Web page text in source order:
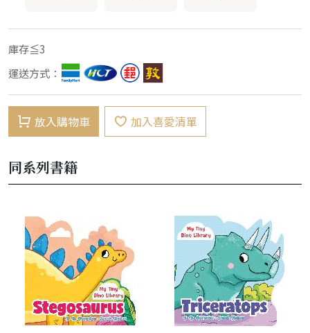
庫存≦3
運送方式：
放入購物車 加入喜愛清單
同系列書籍